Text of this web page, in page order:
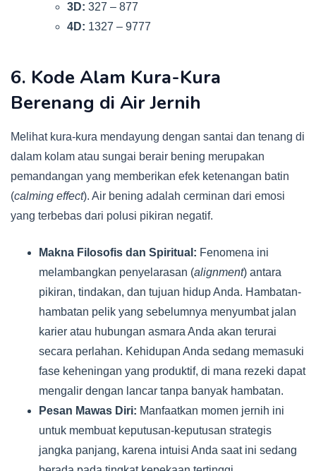
3D: 327 – 877
4D: 1327 – 9777
6. Kode Alam Kura-Kura
Berenang di Air Jernih
Melihat kura-kura mendayung dengan santai dan tenang di
dalam kolam atau sungai berair bening merupakan
pemandangan yang memberikan efek ketenangan batin
(calming effect). Air bening adalah cerminan dari emosi
yang terbebas dari polusi pikiran negatif.
Makna Filosofis dan Spiritual: Fenomena ini
melambangkan penyelarasan (alignment) antara
pikiran, tindakan, dan tujuan hidup Anda. Hambatan-
hambatan pelik yang sebelumnya menyumbat jalan
karier atau hubungan asmara Anda akan terurai
secara perlahan. Kehidupan Anda sedang memasuki
fase keheningan yang produktif, di mana rezeki dapat
mengalir dengan lancar tanpa banyak hambatan.
Pesan Mawas Diri: Manfaatkan momen jernih ini
untuk membuat keputusan-keputusan strategis
jangka panjang, karena intuisi Anda saat ini sedang